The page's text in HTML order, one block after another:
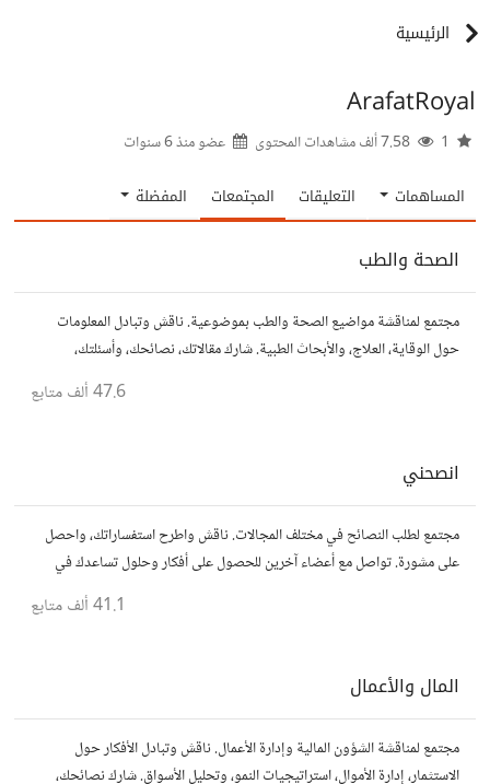
الرئيسية
ArafatRoyal
عضو منذ6 سنوات
المساهمات التعليقات المجتمعات المفضلة
الصحة والطب
مجتمع لمناقشة مواضيع الصحة والطب بموضوعية. ناقش وتبادل المعلومات
حول الوقاية، العلاج، والأبحاث الطبية. شارك مقالاتك، نصائحك، وأسئلتك،
47.6 ألف متابع
انصحني
مجتمع لطلب النصائح في مختلف المجالات. ناقش واطرح استفساراتك، واحصل
على مشورة. تواصل مع أعضاء آخرين للحصول على أفكار وحلول تساعدك في
41.1 ألف متابع
المال والأعمال
مجتمع لمناقشة الشؤون المالية وإدارة الأعمال. ناقش وتبادل الأفكار حول
الاستثمار، إدارة الأموال، استراتيجيات النمو، وتحليل الأسواق. شارك نصائحك،